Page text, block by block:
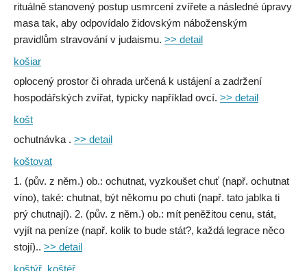
rituálně stanovený postup usmrcení zvířete a následné úpravy
masa tak, aby odpovídalo židovským náboženským
pravidlům stravování v judaismu. >> detail
košiar
oplocený prostor či ohrada určená k ustájení a zadržení
hospodářských zvířat, typicky například ovcí. >> detail
košt
ochutnávka . >> detail
koštovat
1. (pův. z něm.) ob.: ochutnat, vyzkoušet chuť (např. ochutnat
víno), také: chutnat, být někomu po chuti (např. tato jablka ti
prý chutnají). 2. (pův. z něm.) ob.: mít peněžitou cenu, stát,
vyjít na peníze (např. kolik to bude stát?, každá legrace něco
stojí).. >> detail
koštýř, koštéř